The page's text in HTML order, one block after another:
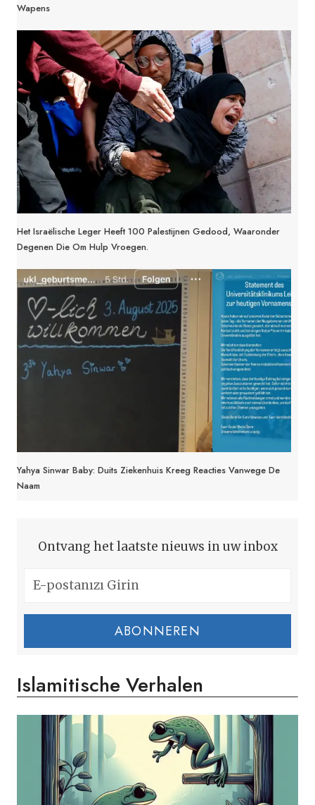
Wapens
Het Israëlische Leger Heeft 100 Palestijnen Gedood, Waaronder
Degenen Die Om Hulp Vroegen.
Yahya Sinwar Baby: Duits Ziekenhuis Kreeg Reacties Vanwege De
Naam
Ontvang het laatste nieuws in uw inbox
ABONNEREN
Islamitische Verhalen